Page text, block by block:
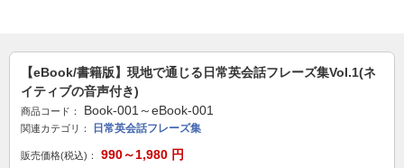
【eBook/書籍版】現地で通じる日常英会話フレーズ集Vol.1(ネ
イティブの音声付き)
商品コード： Book-001～eBook-001
関連カテゴリ： 日常英会話フレーズ集
販売価格(税込)： 990～1,980 円